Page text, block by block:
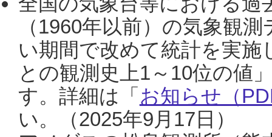
（1960年以前）の気象観
い期間で改めて統計を実
との観測史上1～10位の値
す。詳細は「 お知らせ（
い。（2025年9月17日）